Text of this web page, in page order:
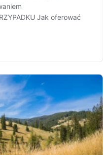
Jak oferować